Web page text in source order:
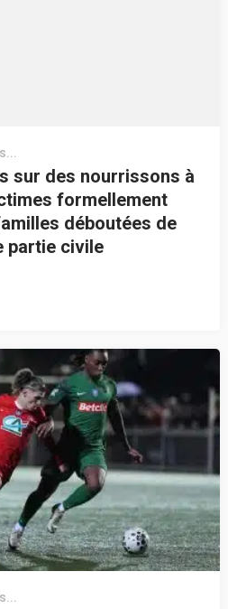
sur des nourrissons à
formellement
déboutées de
partie civile